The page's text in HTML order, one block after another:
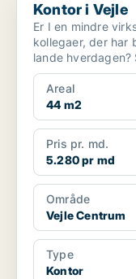
Kontor i Vejle
Er I en mindre
kollegaer, der har
lande hverdagen?
Areal
44 m2
Pris pr. md.
5.280 pr md
Område
Vejle Centrum
Type
Kontor